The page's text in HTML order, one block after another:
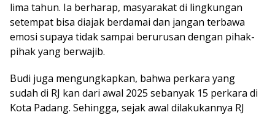
lima tahun. Ia berharap, masyarakat di lingkungan
setempat bisa diajak berdamai dan jangan terbawa
emosi supaya tidak sampai berurusan dengan pihak-
pihak yang berwajib.
Budi juga mengungkapkan, bahwa perkara yang
sudah di RJ kan dari awal 2025 sebanyak 15 perkara di
Kota Padang. Sehingga, sejak awal dilakukannya RJ